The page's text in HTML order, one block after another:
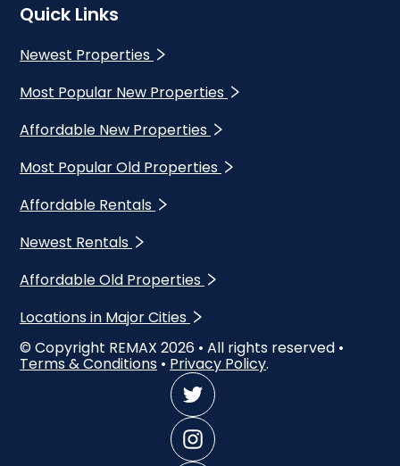
Quick Links
Newest Properties
Most Popular New Properties
Affordable New Properties
Most Popular Old Properties
Affordable Rentals
Newest Rentals
Affordable Old Properties
Locations in Major Cities
© Copyright REMAX 2026 • All rights reserved •
Terms & Conditions • Privacy Policy.